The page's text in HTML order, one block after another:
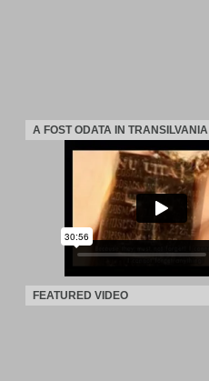
A FOST ODATA IN TRANSILVANIA
FEATURED VIDEO